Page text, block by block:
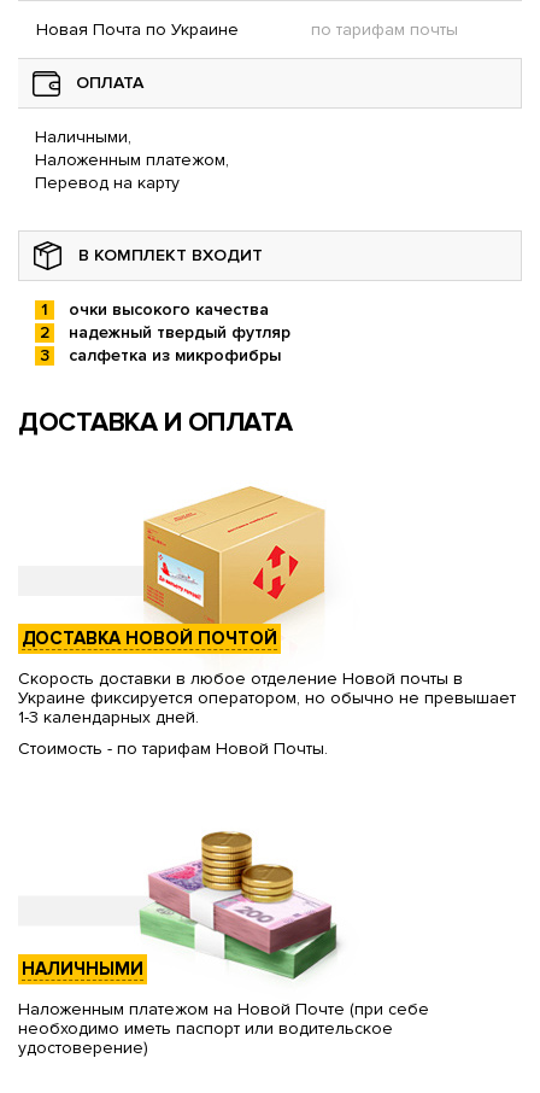
Новая Почта по Украине по тарифам почты
ОПЛАТА
Наличными,
Наложенным платежом,
Перевод на карту
В КОМПЛЕКТ ВХОДИТ
очки высокого качества
надежный твердый футляр
салфетка из микрофибры
ДОСТАВКА И ОПЛАТА
ДОСТАВКА НОВОЙ ПОЧТОЙ
Скорость доставки в любое отделение Новой почты в
Украине фиксируется оператором, но обычно не превышает
1-3 календарных дней.
Стоимость - по тарифам Новой Почты.
НАЛИЧНЫМИ
Наложенным платежом на Новой Почте (при себе
необходимо иметь паспорт или водительское
удостоверение)